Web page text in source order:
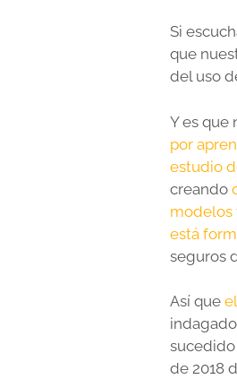
Si
que
del uso
Y es que
por
estudio
creando
modelos
está
seguros
Así que
sucedido
de 2018